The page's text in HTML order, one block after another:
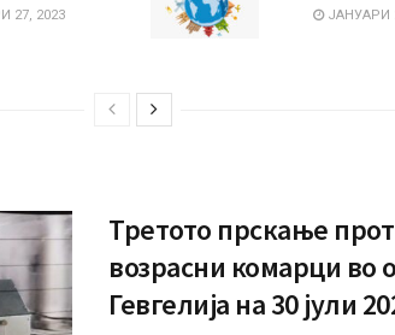
27, 2023 ЈАНУАРИ
Третото прскање
возрасни комарци во
Гевгелија на 30 јули